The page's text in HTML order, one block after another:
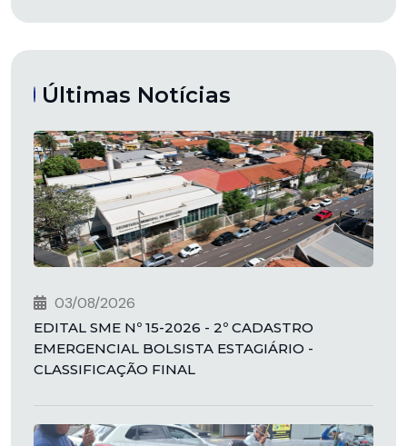
Últimas Notícias
03/08/2026
EDITAL SME Nº 15-2026 - 2º CADASTRO
EMERGENCIAL BOLSISTA ESTAGIÁRIO -
CLASSIFICAÇÃO FINAL